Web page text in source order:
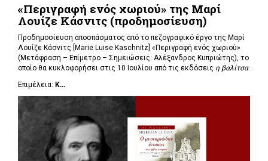
«Περιγραφή ενός χωριού» της Μαρί
Λουίζε Κάσνιτς (προδημοσίευση)
Προδημοσίευση αποσπάσματος από το πεζογραφικό έργο της Μαρί
Λουίζε Κάσνιτς [Marie Luise Kaschnitz] «Περιγραφή ενός χωριού»
(Μετάφραση – Επίμετρο – Σημειώσεις: Αλέξανδρος Κυπριώτης), το
οποίο θα κυκλοφορήσει στις 10 Ιουλίου από τις εκδόσεις η βαλίτσα.
Επιμέλεια: Κ...